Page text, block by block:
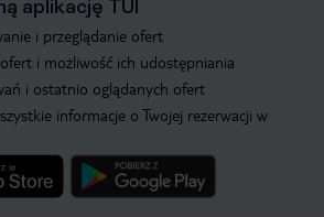
aplikację TUI
i przeglądanie ofert
i możliwość ich udostępniania
i ostatnio oglądanych ofert
informacje o Twojej rezerwacji w